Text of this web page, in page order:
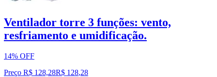
Ventilador torre 3 funções: vento,
resfriamento e umidificação.
14% OFF
Preço R$ 128,28R$ 128,28